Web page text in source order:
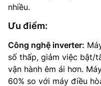
nhiều.
Ưu điểm:
Công nghệ inverter:
số thấp, giảm việc bật/
vận hành êm ái hơn.
60% so với máy điều